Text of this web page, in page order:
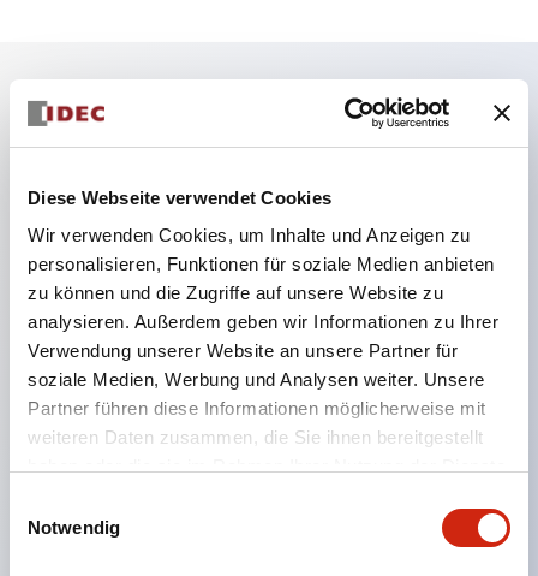
Diese Webseite verwendet Cookies
Wir verwenden Cookies, um Inhalte und Anzeigen zu
personalisieren, Funktionen für soziale Medien anbieten
zu können und die Zugriffe auf unsere Website zu
analysieren. Außerdem geben wir Informationen zu Ihrer
Verwendung unserer Website an unsere Partner für
soziale Medien, Werbung und Analysen weiter. Unsere
Partner führen diese Informationen möglicherweise mit
weiteren Daten zusammen, die Sie ihnen bereitgestellt
Notwendig
Hauptmerkmale
Die Niederspannungsversion (6–24 V Typ) der
Beleuchtungseinheit wird ab Januar 2026
schrittweise auf Produkte aus dem neuen
Katalogmodell umgestellt.
Ausgestattet mit HW-U-Kontaktblöcken, die eine
Finger-Schutzstruktur, Schraubklemmen und
Schutzart IP20 bieten.
LED-Lampen für Hochspannungstypen sind jetzt
verfügbar, und die Nennbetriebsspannung des
LED-Lampe (LSRD-Lampe), die mit nur einer